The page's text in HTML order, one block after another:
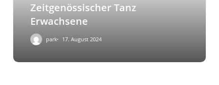
Zeitgenössischer Tanz
Erwachsene
park 17. August 2024